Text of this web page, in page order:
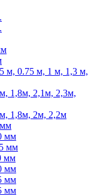
м, 0.75 м, 1 м, 1,3 м,
1,8м, 2,1м, 2,3м,
1,8м, 2м, 2,2м
мм
мм
мм
мм
мм
мм